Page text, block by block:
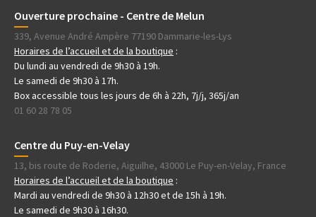
Ouverture prochaine - Centre de Melun
339, Avenue André Ampère 77190 Dammarie-les-Lys
Horaires de l’accueil et de la boutique :
Du lundi au vendredi de 9h30 à 19h.
Le samedi de 9h30 à 17h.
Box accessible tous les jours de 6h à 22h, 7j/j, 365j/an
01 60 28 78 05
Centre du Puy-en-Velay
13, bis route de Roderie, Aiguilhe, 43000 Le Puy-en-Velay, France
Horaires de l’accueil et de la boutique :
Mardi au vendredi de 9h30 à 12h30 et de 15h à 19h.
Le samedi de 9h30 à 16h30.